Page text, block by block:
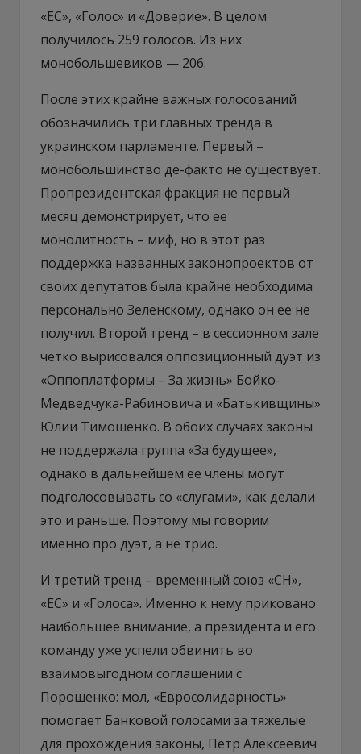
«ЕС», «Голос» и «Доверие». В целом
получилось 259 голосов. Из них
монобольшевиков — 206.
После этих крайне важных голосований
обозначились три главных тренда в
украинском парламенте. Первый –
монобольшинство де-факто не существует.
Пропрезидентская фракция не первый
месяц демонстрирует, что ее
монолитность – миф, но в этот раз
поддержка названных законопроектов от
своих депутатов была крайне необходима
персонально Зеленскому, однако он ее не
получил. Второй тренд – в сессионном зале
четко вырисовался оппозиционный дуэт из
«Оппоплатформы – За жизнь» Бойко-
Медведчука-Рабиновича и «Батькивщины»
Юлии Тимошенко. В обоих случаях законы
не поддержала группа «За будущее»,
однако в дальнейшем ее члены могут
подголосовывать со «слугами», как делали
это и раньше. Поэтому мы говорим
именно про дуэт, а не трио.
И третий тренд – временный союз «СН»,
«ЕС» и «Голоса». Именно к нему приковано
наибольшее внимание, а президента и его
команду уже успели обвинить во
взаимовыгодном соглашении с
Порошенко: мол, «Евросолидарность»
помогает Банковой голосами за тяжелые
для прохождения законы, Петр Алексеевич